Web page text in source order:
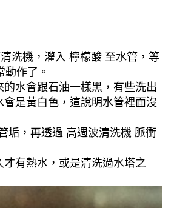
洗機，灌入 檸檬酸 至水管，等
作了。
水會跟石油一樣黑，有些洗出
是黃白色，這說明水管裡面沒
垢，再透過 高週波清洗機 脈衝
有熱水，或是清洗過水塔之